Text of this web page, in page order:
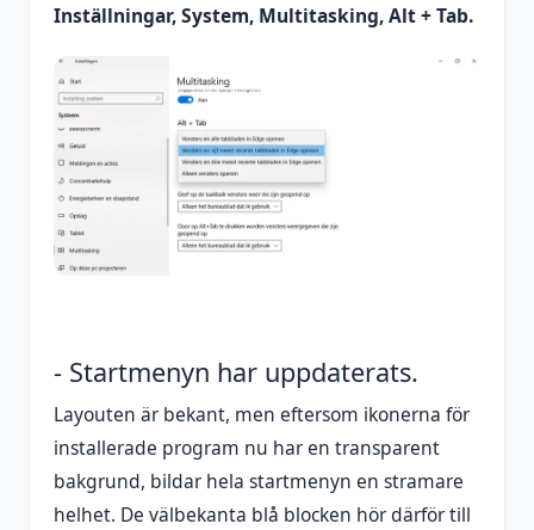
Inställningar, System, Multitasking, Alt + Tab.
- Startmenyn har uppdaterats.
Layouten är bekant, men eftersom ikonerna för
installerade program nu har en transparent
bakgrund, bildar hela startmenyn en stramare
helhet. De välbekanta blå blocken hör därför till